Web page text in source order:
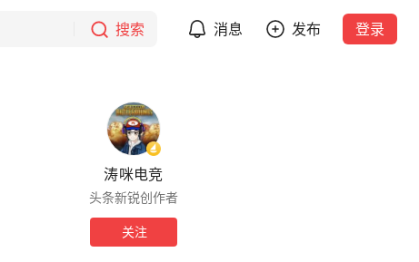
搜索 消息 发布 登录
涛咪电竞
头条新锐创作者
关注